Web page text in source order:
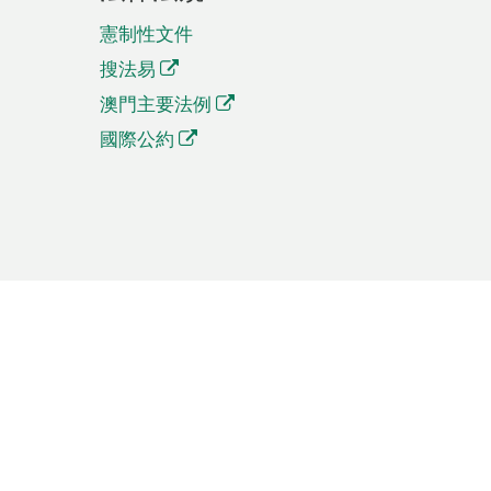
憲制性文件
搜法易
澳門主要法例
國際公約